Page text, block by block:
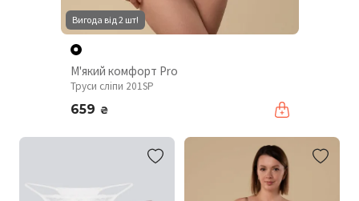
Вигода від 2 шт!
М'який комфорт Pro
Труси сліпи 201SP
659 ₴